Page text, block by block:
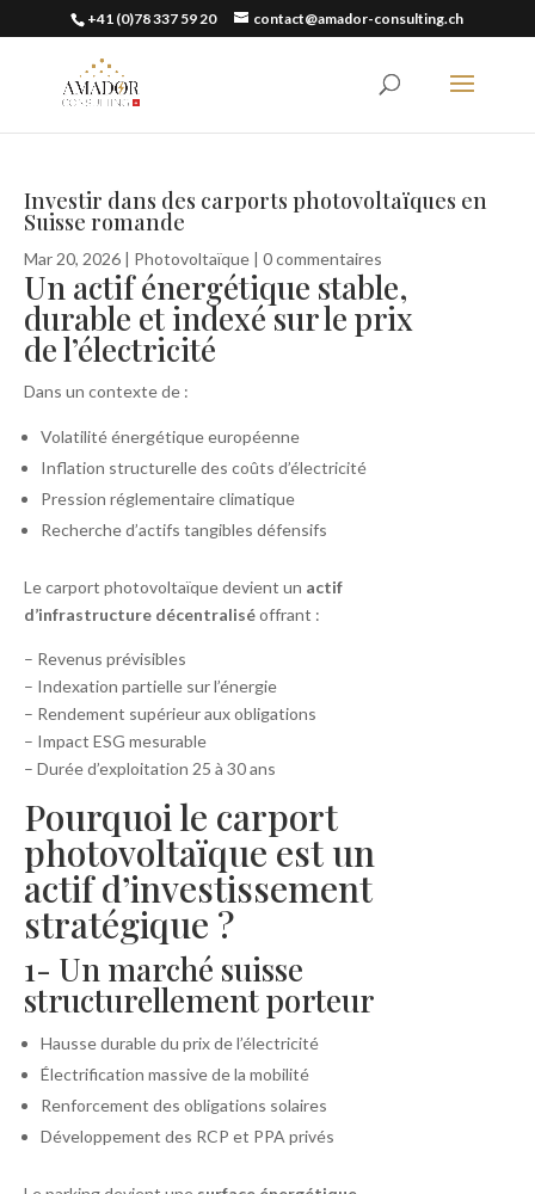
+41 (0)78 337 59 20 contact@amador-consulting.ch
Investir dans des carports photovoltaïques en
Suisse romande
Mar 20, 2026 | Photovoltaïque | 0 commentaires
Un actif énergétique stable,
durable et indexé sur le prix
de l’électricité
Dans un contexte de :
Volatilité énergétique européenne
Inflation structurelle des coûts d’électricité
Pression réglementaire climatique
Recherche d’actifs tangibles défensifs
Le carport photovoltaïque devient un actif
d’infrastructure décentraliséoffrant :
– Revenus prévisibles
– Indexation partielle sur l’énergie
– Rendement supérieur aux obligations
– Impact ESG mesurable
– Durée d’exploitation 25 à 30 ans
Pourquoi le carport
photovoltaïque est un
actif d’investissement
stratégique ?
1- Un marché suisse
structurellement porteur
Hausse durable du prix de l’électricité
Électrification massive de la mobilité
Renforcement des obligations solaires
Développement des RCP et PPA privés